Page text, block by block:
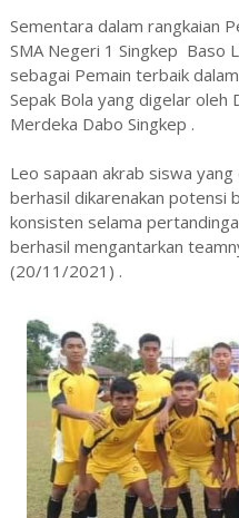
Sementara dalam rangkaian
SMA Negeri 1 Singkep Baso
sebagai Pemain terbaik
Sepak Bola yang digelar oleh
Merdeka Dabo Singkep .
Leo sapaan akrab siswa
berhasil dikarenakan potensi
konsisten selama
berhasil mengantarkan
(20/11/2021) .